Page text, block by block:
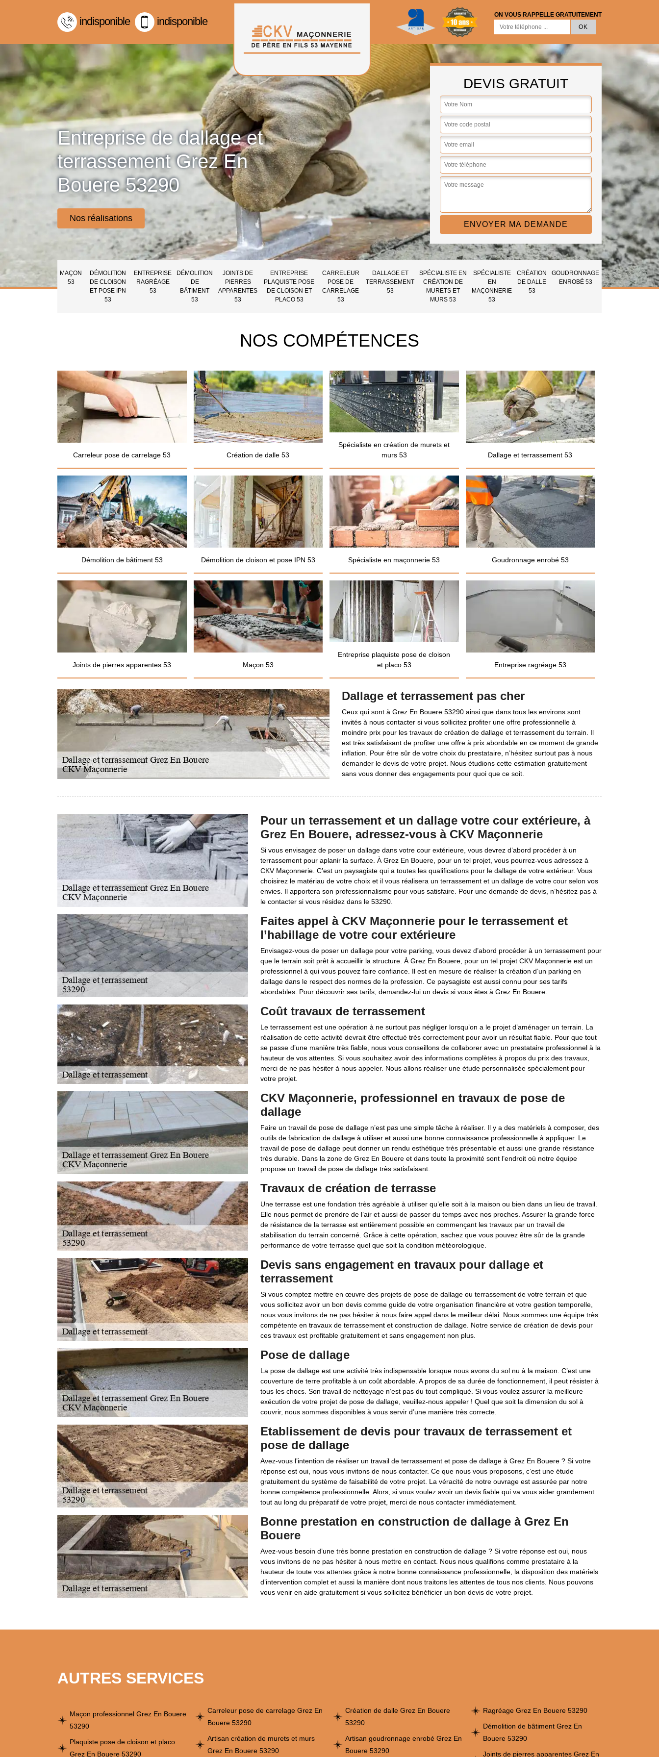
indisponible indisponible
ON VOUS RAPPELLE GRATUITEMENT
Entreprise de dallage et
terrassement Grez En
Bouere 53290
Nos réalisations
DEVIS GRATUIT
MAÇON
53
DÉMOLITION
DE CLOISON
ET POSE IPN
53
ENTREPRISE
RAGRÉAGE
53
DÉMOLITION
DE
BÂTIMENT
53
JOINTS DE
PIERRES
APPARENTES
53
ENTREPRISE
PLAQUISTE POSE
DE CLOISON ET
PLACO 53
CARRELEUR
POSE DE
CARRELAGE
53
DALLAGE ET
TERRASSEMENT
53
SPÉCIALISTE EN
CRÉATION DE
MURETS ET
MURS 53
SPÉCIALISTE
EN
MAÇONNERIE
53
CRÉATION
DE DALLE
53
GOUDRONNAGE
ENROBÉ 53
NOS COMPÉTENCES
Carreleur pose de carrelage 53 Création de dalle 53
Spécialiste en création de murets et
murs 53
Dallage et terrassement 53
Démolition de bâtiment 53 Démolition de cloison et pose IPN 53 Spécialiste en maçonnerie 53 Goudronnage enrobé 53
Joints de pierres apparentes 53 Maçon 53
Entreprise plaquiste pose de cloison
et placo 53
Entreprise ragréage 53
Dallage et terrassement pas cher
Ceux qui sont à Grez En Bouere 53290 ainsi que dans tous les environs sont
invités à nous contacter si vous sollicitez profiter une offre professionnelle à
moindre prix pour les travaux de création de dallage et terrassement du terrain. Il
est très satisfaisant de profiter une offre à prix abordable en ce moment de grande
inflation. Pour être sûr de votre choix du prestataire, n’hésitez surtout pas à nous
demander le devis de votre projet. Nous étudions cette estimation gratuitement
sans vous donner des engagements pour quoi que ce soit.
Pour un terrassement et un dallage votre cour extérieure, à
Grez En Bouere, adressez-vous à CKV Maçonnerie
Si vous envisagez de poser un dallage dans votre cour extérieure, vous devrez d’abord procéder à un
terrassement pour aplanir la surface. À Grez En Bouere, pour un tel projet, vous pourrez-vous adressez à
CKV Maçonnerie. C’est un paysagiste qui a toutes les qualifications pour le dallage de votre extérieur. Vous
choisirez le matériau de votre choix et il vous réalisera un terrassement et un dallage de votre cour selon vos
envies. Il apportera son professionnalisme pour vous satisfaire. Pour une demande de devis, n’hésitez pas à
le contacter si vous résidez dans le 53290.
Faites appel à CKV Maçonnerie pour le terrassement et
l’habillage de votre cour extérieure
Envisagez-vous de poser un dallage pour votre parking, vous devez d’abord procéder à un terrassement pour
que le terrain soit prêt à accueillir la structure. À Grez En Bouere, pour un tel projet CKV Maçonnerie est un
professionnel à qui vous pouvez faire confiance. Il est en mesure de réaliser la création d’un parking en
dallage dans le respect des normes de la profession. Ce paysagiste est aussi connu pour ses tarifs
abordables. Pour découvrir ses tarifs, demandez-lui un devis si vous êtes à Grez En Bouere.
Coût travaux de terrassement
Le terrassement est une opération à ne surtout pas négliger lorsqu’on a le projet d’aménager un terrain. La
réalisation de cette activité devrait être effectué très correctement pour avoir un résultat fiable. Pour que tout
se passe d’une manière très fiable, nous vous conseillons de collaborer avec un prestataire professionnel à la
hauteur de vos attentes. Si vous souhaitez avoir des informations complètes à propos du prix des travaux,
merci de ne pas hésiter à nous appeler. Nous allons réaliser une étude personnalisée spécialement pour
votre projet.
CKV Maçonnerie, professionnel en travaux de pose de
dallage
Faire un travail de pose de dallage n’est pas une simple tâche à réaliser. Il y a des matériels à composer, des
outils de fabrication de dallage à utiliser et aussi une bonne connaissance professionnelle à appliquer. Le
travail de pose de dallage peut donner un rendu esthétique très présentable et aussi une grande résistance
très durable. Dans la zone de Grez En Bouere et dans toute la proximité sont l’endroit où notre équipe
propose un travail de pose de dallage très satisfaisant.
Travaux de création de terrasse
Une terrasse est une fondation très agréable à utiliser qu’elle soit à la maison ou bien dans un lieu de travail.
Elle nous permet de prendre de l’air et aussi de passer du temps avec nos proches. Assurer la grande force
de résistance de la terrasse est entièrement possible en commençant les travaux par un travail de
stabilisation du terrain concerné. Grâce à cette opération, sachez que vous pouvez être sûr de la grande
performance de votre terrasse quel que soit la condition météorologique.
Devis sans engagement en travaux pour dallage et
terrassement
Si vous comptez mettre en œuvre des projets de pose de dallage ou terrassement de votre terrain et que
vous sollicitez avoir un bon devis comme guide de votre organisation financière et votre gestion temporelle,
nous vous invitons de ne pas hésiter à nous faire appel dans le meilleur délai. Nous sommes une équipe très
compétente en travaux de terrassement et construction de dallage. Notre service de création de devis pour
ces travaux est profitable gratuitement et sans engagement non plus.
Pose de dallage
La pose de dallage est une activité très indispensable lorsque nous avons du sol nu à la maison. C’est une
couverture de terre profitable à un coût abordable. A propos de sa durée de fonctionnement, il peut résister à
tous les chocs. Son travail de nettoyage n’est pas du tout compliqué. Si vous voulez assurer la meilleure
exécution de votre projet de pose de dallage, veuillez-nous appeler ! Quel que soit la dimension du sol à
couvrir, nous sommes disponibles à vous servir d’une manière très correcte.
Etablissement de devis pour travaux de terrassement et
pose de dallage
Avez-vous l’intention de réaliser un travail de terrassement et pose de dallage à Grez En Bouere ? Si votre
réponse est oui, nous vous invitons de nous contacter. Ce que nous vous proposons, c’est une étude
gratuitement du système de faisabilité de votre projet. La véracité de notre ouvrage est assurée par notre
bonne compétence professionnelle. Alors, si vous voulez avoir un devis fiable qui va vous aider grandement
tout au long du préparatif de votre projet, merci de nous contacter immédiatement.
Bonne prestation en construction de dallage à Grez En
Bouere
Avez-vous besoin d’une très bonne prestation en construction de dallage ? Si votre réponse est oui, nous
vous invitons de ne pas hésiter à nous mettre en contact. Nous nous qualifions comme prestataire à la
hauteur de toute vos attentes grâce à notre bonne connaissance professionnelle, la disposition des matériels
d’intervention complet et aussi la manière dont nous traitons les attentes de tous nos clients. Nous pouvons
vous venir en aide gratuitement si vous sollicitez bénéficier un bon devis de votre projet.
AUTRES SERVICES
Maçon professionnel Grez En Bouere
53290
Plaquiste pose de cloison et placo
Grez En Bouere 53290
Carreleur pose de carrelage Grez En
Bouere 53290
Artisan création de murets et murs
Grez En Bouere 53290
Création de dalle Grez En Bouere
53290
Artisan goudronnage enrobé Grez En
Bouere 53290
Ragréage Grez En Bouere 53290
Démolition de bâtiment Grez En
Bouere 53290
Joints de pierres apparentes Grez En